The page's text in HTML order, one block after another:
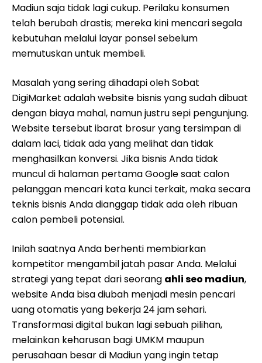
Madiun saja tidak lagi cukup. Perilaku konsumen
telah berubah drastis; mereka kini mencari segala
kebutuhan melalui layar ponsel sebelum
memutuskan untuk membeli.
Masalah yang sering dihadapi oleh Sobat
DigiMarket adalah website bisnis yang sudah dibuat
dengan biaya mahal, namun justru sepi pengunjung.
Website tersebut ibarat brosur yang tersimpan di
dalam laci, tidak ada yang melihat dan tidak
menghasilkan konversi. Jika bisnis Anda tidak
muncul di halaman pertama Google saat calon
pelanggan mencari kata kunci terkait, maka secara
teknis bisnis Anda dianggap tidak ada oleh ribuan
calon pembeli potensial.
Inilah saatnya Anda berhenti membiarkan
kompetitor mengambil jatah pasar Anda. Melalui
strategi yang tepat dari seorang ahli seo madiun,
website Anda bisa diubah menjadi mesin pencari
uang otomatis yang bekerja 24 jam sehari.
Transformasi digital bukan lagi sebuah pilihan,
melainkan keharusan bagi UMKM maupun
perusahaan besar di Madiun yang ingin tetap